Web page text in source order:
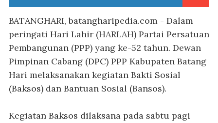
BATANGHARI, batangharipedia.com - Dalam
peringati Hari Lahir (HARLAH) Partai Persatuan
Pembangunan (PPP) yang ke-52 tahun. Dewan
Pimpinan Cabang (DPC) PPP Kabupaten Batang
Hari melaksanakan kegiatan Bakti Sosial
(Baksos) dan Bantuan Sosial (Bansos).
Kegiatan Baksos dilaksana pada sabtu pagi